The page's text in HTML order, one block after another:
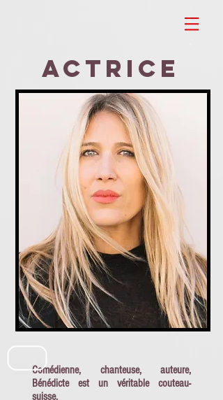
ACTRICE
Comédienne, chanteuse, auteure,
Bénédicte est un véritable couteau-
suisse.